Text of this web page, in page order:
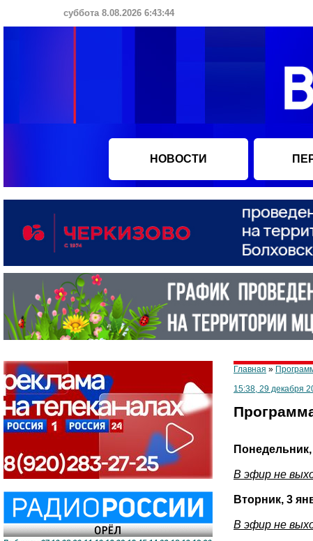
суббота 8.08.2026 6:43:45
НОВОСТИ
Главная »
15:38, 29 декабря
В эфир не
Вторник, 3
В эфир не